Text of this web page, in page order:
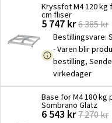
Suomi
Kryssfot M4 120 kg
cm fliser
5 747 kr 6 385 kr
Bestillingsvare:
- Varen blir
bestilling,
virkedager
Base for M4 180 kg
Sombrano Glatz
6 543 kr 7 270 kr